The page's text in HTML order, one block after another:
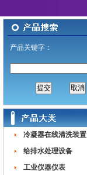
产品关键字：
冷凝器在线清洗装置
给排水处理设备
工业仪器仪表